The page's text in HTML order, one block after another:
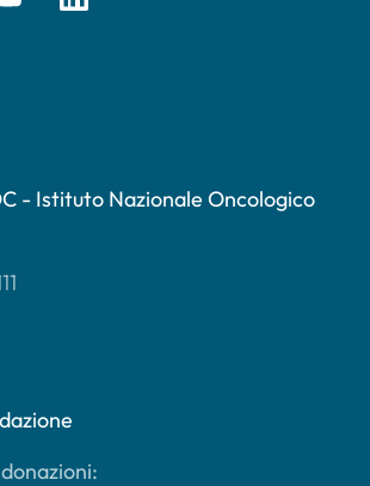
- Istituto Nazionale Oncologico